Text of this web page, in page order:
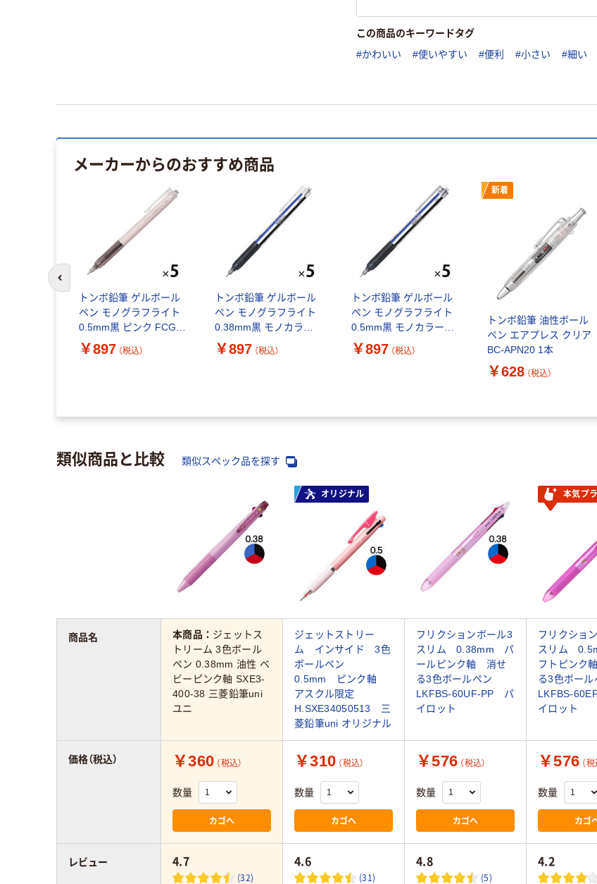
この商品のキーワードタグ
#かわいい #使いやすい #便利 #小さい #細い
メーカーからのおすすめ商品
トンボ鉛筆 ゲルボール
ペン モノグラフライト
0.5mm黒 ピンク FCG-
124D 1セット(1本×5)
￥897 （税込）
トンボ鉛筆 ゲルボール
ペン モノグラフライト
0.38mm黒 モノカラー
FCG-121A 1セット(1本
×5)
￥897 （税込）
トンボ鉛筆 ゲルボール
ペン モノグラフライト
0.5mm黒 モノカラー
FCG-124A 1セット(1本
×5)
￥897 （税込）
新着
トンボ鉛筆 油性ボール
ペン エアプレス クリア
BC-APN20 1本
￥628 （税込）
類似商品と比較 類似スペック品を探す
オリジナル 本気プ
本商品： ジェットス
トリーム 3色ボール
ペン 0.38mm 油性 ベ
ビーピンク軸 SXE3-
400-38 三菱鉛筆uni
ユニ
ジェットストリー
ム インサイド 3色
ボールペン
0.5mm ピンク軸
アスクル限定
H.SXE34050513 三
菱鉛筆uni オリジナル
フリクションボール3
スリム 0.38mm パ
ールピンク軸 消せ
る3色ボールペン
LKFBS-60UF-PP パ
イロット
フリクショ
スリム
フトピンク
る3色ボー
LKFBS-
イロット
￥360 （税込）
数量
カゴへ
￥310 （税込）
数量
カゴへ
￥576 （税込）
数量
カゴへ
￥576 （税
数量
カゴ
4.7
(32)
4.6
(31)
4.8
(5)
4.2
商品名
価格（税込）
レビュー